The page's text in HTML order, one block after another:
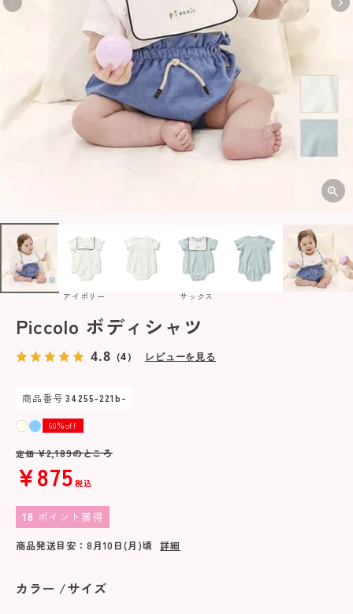
アイボリー サックス
Piccolo ボディシャツ
4.8 （4） レビューを見る
商品番号 34255-221b-
60％off
定価 ¥2,189のところ
¥875 税込
18 ポイント獲得
商品発送目安： 8月10日(月)頃 詳細
カラー サイズ